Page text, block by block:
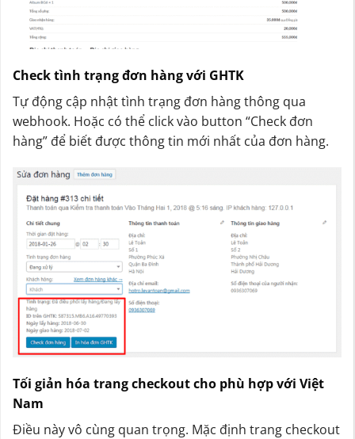
Check tình trạng đơn hàng với GHTK
Tự động cập nhật tình trạng đơn hàng thông qua
webhook. Hoặc có thể click vào button “Check đơn
hàng” để biết được thông tin mới nhất của đơn hàng.
Tối giản hóa trang checkout cho phù hợp với Việt
Nam
Điều này vô cùng quan trọng. Mặc định trang checkout